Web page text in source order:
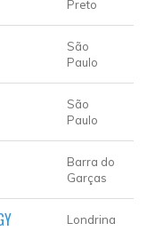
Preto
São
Paulo
São
Paulo
Barra do
Garças
Londrina